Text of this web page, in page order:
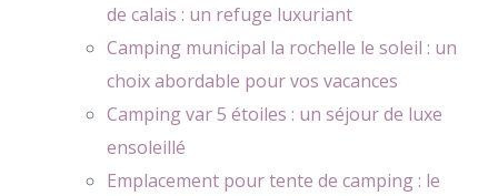
de calais : un refuge luxuriant
Camping municipal la rochelle le soleil : un
choix abordable pour vos vacances
Camping var 5 étoiles : un séjour de luxe
ensoleillé
Emplacement pour tente de camping : le